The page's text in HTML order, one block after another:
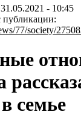
- 10:45
публикации:
77/society/
семье